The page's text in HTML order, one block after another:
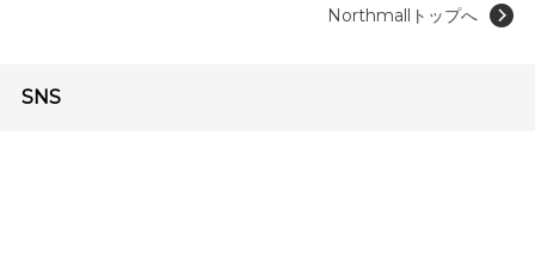
Northmallトップへ
SNS